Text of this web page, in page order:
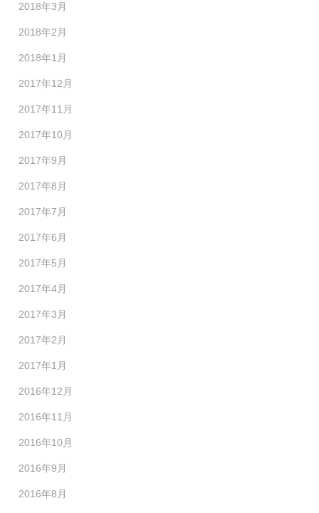
2018年3月
2018年2月
2018年1月
2017年12月
2017年11月
2017年10月
2017年9月
2017年8月
2017年7月
2017年6月
2017年5月
2017年4月
2017年3月
2017年2月
2017年1月
2016年12月
2016年11月
2016年10月
2016年9月
2016年8月